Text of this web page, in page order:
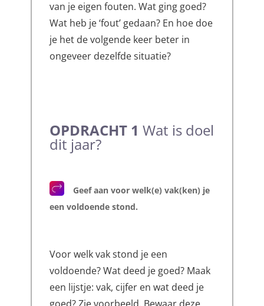
van je eigen fouten. Wat ging goed?
Wat heb je ‘fout’ gedaan? En hoe doe
je het de volgende keer beter in
ongeveer dezelfde situatie?
OPDRACHT 1 Wat is doel
dit jaar?
Geef aan voor welk(e) vak(ken) je
een voldoende stond.
Voor welk vak stond je een
voldoende? Wat deed je goed? Maak
een lijstje: vak, cijfer en wat deed je